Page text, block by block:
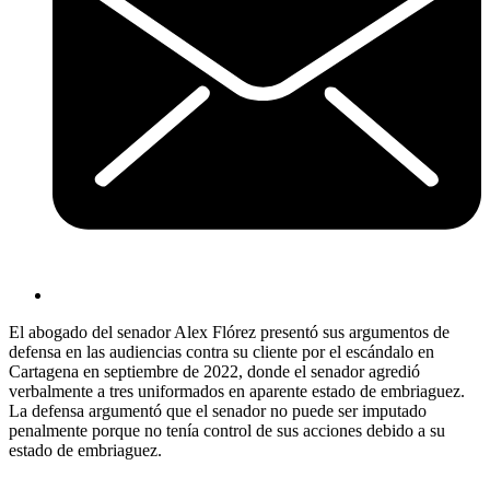
El abogado del senador Alex Flórez presentó sus argumentos de
defensa en las audiencias contra su cliente por el escándalo en
Cartagena en septiembre de 2022, donde el senador agredió
verbalmente a tres uniformados en aparente estado de embriaguez.
La defensa argumentó que el senador no puede ser imputado
penalmente porque no tenía control de sus acciones debido a su
estado de embriaguez.